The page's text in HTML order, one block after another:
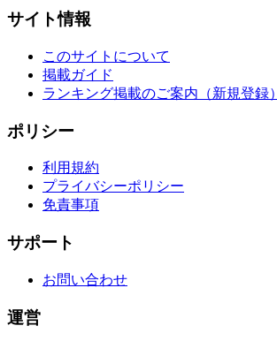
サイト情報
このサイトについて
掲載ガイド
ランキング掲載のご案内（新規登録）
ポリシー
利用規約
プライバシーポリシー
免責事項
サポート
お問い合わせ
運営